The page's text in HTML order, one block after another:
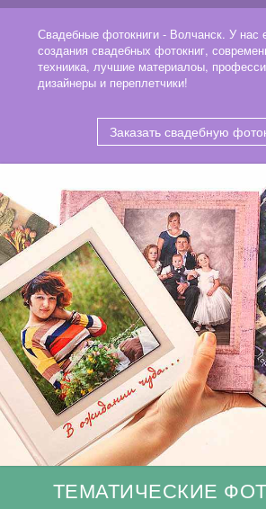
Свадебные фотокниги - Волчанск. У нас
создания свадебных фотокниг,
техниика, лучшие материалоы,
дизайнеры и переплетчики!
Заказать свадебную
ТЕМАТИЧЕСКИЕ